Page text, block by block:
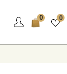
0 0